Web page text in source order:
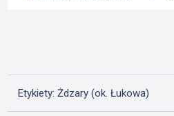
Etykiety: Żdzary (ok. Łukowa)